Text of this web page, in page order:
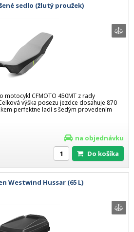
sedlo (žlutý proužek)
motocykl CFMOTO 450MT z rady
výška posezu jezdce dosahuje 870
perfektne ladí s šedým provedením
na objednávku
Do košíka
Westwind Hussar (65 L)